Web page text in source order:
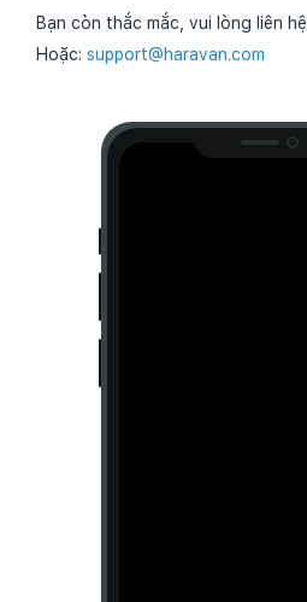
Bạn còn thắc mắc, vui lòng liên hệ
Hoặc: support@haravan.com